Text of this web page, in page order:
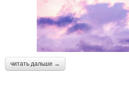
читать дальше →